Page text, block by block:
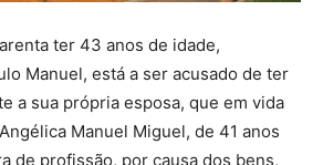
ter 43 anos de idade,
Manuel, está a ser acusado de ter
a sua própria esposa, que em vida
Manuel Miguel, de 41 anos
de profissão, por causa dos bens,